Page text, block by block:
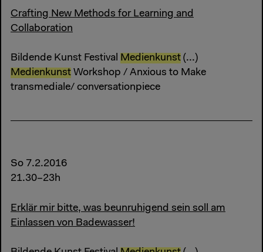
Crafting New Methods for Learning and
Collaboration
Bildende Kunst Festival Medienkunst (...)
Medienkunst Workshop / Anxious to Make
transmediale/ conversationpiece
So 7.2.2016
21.30–23h
Erklär mir bitte, was beunruhigend sein soll am
Einlassen von Badewasser!